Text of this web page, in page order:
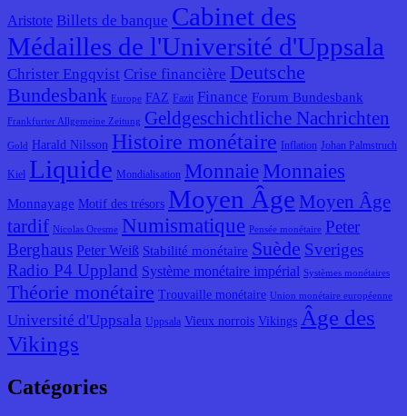
Aristote Billets de banque Cabinet des
Médailles de l'Université d'Uppsala
Christer Engqvist Crise financière Deutsche
Bundesbank
Europe FAZ Fazit Finance Forum Bundesbank
Frankfurter Allgemeine Zeitung Geldgeschichtliche Nachrichten
Gold Harald Nilsson Histoire monétaire Inflation Johan Palmstruch
Kiel Liquide Mondialisation Monnaie Monnaies
Monnayage Motif des trésors Moyen Âge Moyen Âge
tardif Nicolas Oresme Numismatique Pensée monétaire Peter
Berghaus Peter Weiß Stabilité monétaire Suède Sveriges
Radio P4 Uppland Système monétaire impérial Systèmes monétaires
Théorie monétaire Trouvaille monétaire Union monétaire européenne
Université d'Uppsala Uppsala Vieux norrois Vikings Âge des
Vikings
Catégories